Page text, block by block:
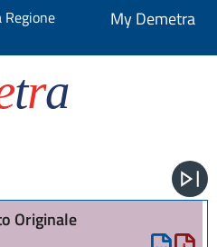
My Demetra
tra
Originale